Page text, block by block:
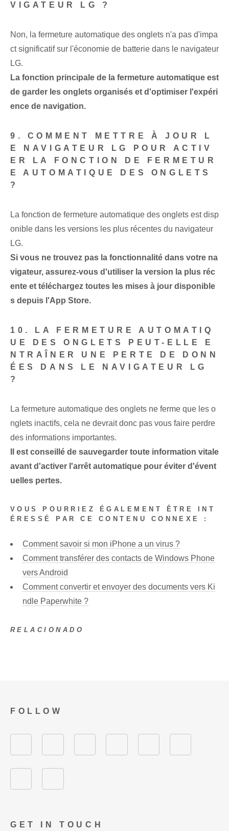
VIGATEUR LG ?
Non, la fermeture automatique des onglets n'a pas d'impa
ct significatif sur l'économie de batterie dans le navigateur
LG.
La fonction principale de la fermeture automatique est
de garder les onglets organisés et d'optimiser l'expéri
ence de navigation.
9. COMMENT METTRE À JOUR L
E NAVIGATEUR LG POUR ACTIV
ER LA FONCTION DE FERMETUR
E AUTOMATIQUE DES ONGLETS
?
La fonction de fermeture automatique des onglets est disp
onible dans les versions les plus récentes du navigateur
LG.
Si vous ne trouvez pas la fonctionnalité dans votre na
vigateur, assurez-vous d'utiliser la version la plus réc
ente et téléchargez toutes les mises à jour disponible
s depuis l'App Store.
10. LA FERMETURE AUTOMATIQ
UE DES ONGLETS PEUT-ELLE E
NTRAÎNER UNE PERTE DE DONN
ÉES DANS LE NAVIGATEUR LG
?
La fermeture automatique des onglets ne ferme que les o
nglets inactifs, cela ne devrait donc pas vous faire perdre
des informations importantes.
Il est conseillé de sauvegarder toute information vitale
avant d'activer l'arrêt automatique pour éviter d'évent
uelles pertes.
VOUS POURRIEZ ÉGALEMENT ÊTRE INT
ÉRESSÉ PAR CE CONTENU CONNEXE :
Comment savoir si mon iPhone a un virus ?
Comment transférer des contacts de Windows Phone
vers Android
Comment convertir et envoyer des documents vers Ki
ndle Paperwhite ?
RELACIONADO
GET IN TOUCH
FOLLOW